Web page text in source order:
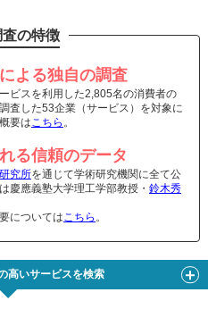
の特徴
よる独自の調査
ビスを利用した2,805名の消費者の
査した53企業（サービス）を対象に
要はこちら 。
る信頼のデータ
究所を通じて学術研究機関に全て公
慶應義塾大学理工学部教授・ 鈴木秀
についてはこちら 。
高いサービスを検索